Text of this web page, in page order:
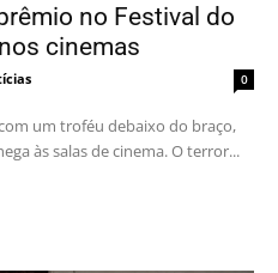
no Festival do
cinemas
0
um troféu debaixo do braço,
às salas de cinema. O terror...